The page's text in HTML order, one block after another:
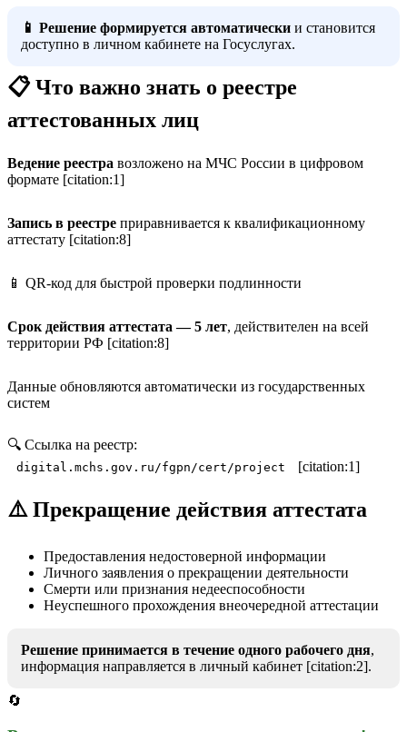
📱 Решение формируется автоматически и становится
доступно в личном кабинете на Госуслугах.
📋 Что важно знать о реестре
аттестованных лиц
Ведение реестра возложено на МЧС России в цифровом
формате [citation:1]
Запись в реестре приравнивается к квалификационному
аттестату [citation:8]
📱 QR-код для быстрой проверки подлинности
Срок действия аттестата — 5 лет, действителен на всей
территории РФ [citation:8]
Данные обновляются автоматически из государственных
систем
🔍 Ссылка на реестр:
digital.mchs.gov.ru/fgpn/cert/project [citation:1]
⚠️ Прекращение действия аттестата
Предоставления недостоверной информации
Личного заявления о прекращении деятельности
Смерти или признания недееспособности
Неуспешного прохождения внеочередной аттестации
Решение принимается в течение одного рабочего дня,
информация направляется в личный кабинет [citation:2].
🔄